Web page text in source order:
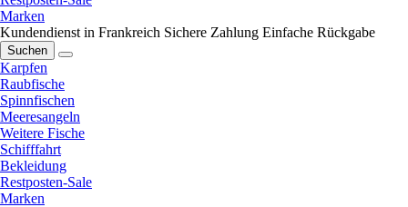
Marken
Kundendienst in Frankreich Sichere Zahlung Einfache Rückgabe
Suchen
Karpfen
Raubfische
Spinnfischen
Meeresangeln
Weitere Fische
Schifffahrt
Bekleidung
Restposten-Sale
Marken